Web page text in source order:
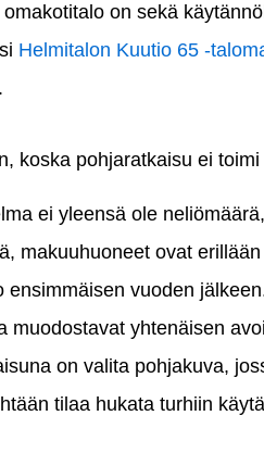
on sekä
Helmitalon Kuutio 65 -
koska pohjaratkaisu ei toimi
ei yleensä ole
makuuhuoneet ovat
ensimmäisen vuoden
muodostavat yhtenäisen
on valita pohjakuva,
tilaa hukata turhiin